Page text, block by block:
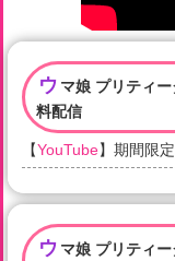
ウ マ娘 プリティ
料配信
【YouTube】期間限
ウ マ娘 プリティ